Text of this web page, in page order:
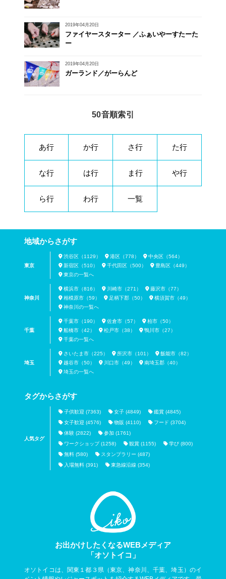
2019年04月20日
ファイヤースターター ／ふぁいやーすたーた
ー
2019年04月20日
ガーランド／がーらんど
50音順索引
あ行 か行 さ行 た行
な行 は行 ま行 や行
ら行 わ行 一覧
地域からさがす
東京
渋谷区（1129） 港区（778）
中央区（564）
新宿区（510）
千代田区（500）
豊島区（449）
東京の一覧へ
神奈川
横浜市（816） 川崎市（271）
藤沢市（77）
相模原市（59）
足柄下郡（50）
横須賀市（49）
神奈川の一覧へ
千葉
千葉市（190） 佐倉市（57）
柏市（50）
船橋市（42）
松戸市（38）
鴨川市（27）
千葉の一覧へ
埼玉
さいたま市（225） 所沢市（101）
飯能市（82）
越谷市（50）
川口市（49）
南埼玉郡（40）
埼玉の一覧へ
タグからさがす
人気タグ
子供歓迎 (7363) 女子 (4849)
鑑賞 (4845)
女子歓迎 (4576)
物販 (4110)
フード (3704)
体験 (2822)
参加 (1761)
ワークショップ (1258)
観賞 (1155)
学び (800)
無料 (580)
スタンプラリー (487)
入場無料 (391)
東急線沿線 (354)
お出かけしたくなるWEBメディア
「オソトイコ」
オソトイコは、関東１都３県（東京、神奈川、千葉、埼玉）のイ